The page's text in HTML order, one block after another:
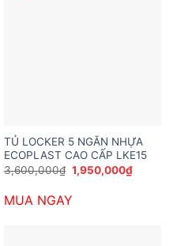
TỦ LOCKER 5 NGĂN NHỰA
ECOPLAST CAO CẤP LKE15
3,600,000₫ Giá
gốc
3,600,000₫.
1,950,000₫Giá
hiện
MUA NGAY